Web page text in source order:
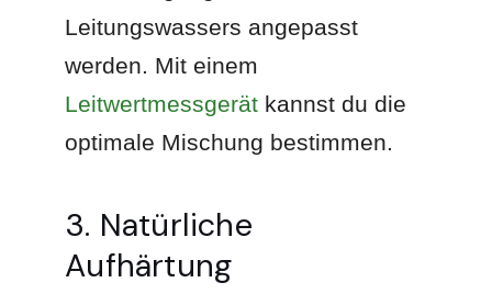
Leitungswassers angepasst
werden. Mit einem
Leitwertmessgerät kannst du die
optimale Mischung bestimmen.
3. Natürliche
Aufhärtung